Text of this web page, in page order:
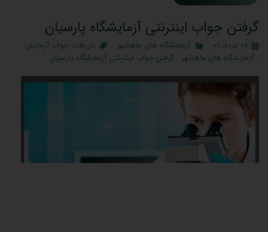
گرفتن جواب اینترنتی آزمایشگاه پارسیان
۰۸ مرداد ۰۱ آزمایشگاه های ماهشهر
دریافت جواب آزمایش
، آزمایشگاه های ماهشهر ، گرفتن جواب اینترنتی آزمایشگاه پارسیان